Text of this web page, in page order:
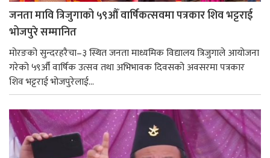
जनता मावि त्रिजुगाको ५९औँ वार्षिकत्सवमा पत्रकार शिव भट्टराई
भोजपुरे सम्मानित
मोरङको सुन्दरहरैचा–३ स्थित जनता माध्यमिक विद्यालय त्रिजुगाले आयोजना
गरेको ५९औँ वार्षिक उत्सव तथा अभिभावक दिवसको अवसरमा पत्रकार
शिव भट्टराई भोजपुरेलाई...